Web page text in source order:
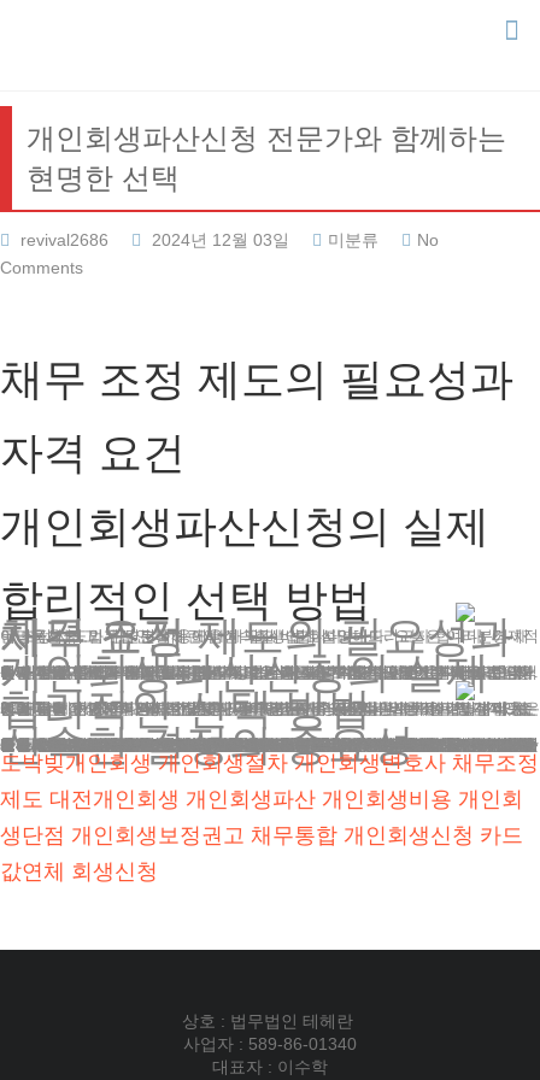
개인회생파산신청 전문가와 함께하는
현명한 선택
revival2686 2024년 12월 03일 미분류
No
Comments
채무 조정 제도의 필요성과
자격 요건
개인회생파산신청의 실제
합리적인 선택 방법
안녕하세요, 법무법인 테헤란의 신속회생 변호사입니다. 오늘은 여러분께 채무 조정 제도와 관련된 비용에 대해 알기 쉽게 설명해드리고자 합니다. 경제적 어려움을 겪고 계신 분들께 도움이 되길 바랍니다.
채무 조정 제도의 필요성과 자격 요건
최근 높은 이자율과 실업률 증가로 많은 분들이 재정적 곤경에 처해 있습니다. 이런 상황에서 채무 조정 제도는 새로운 출발을 위한 중요한 기회가 될 수 있습니다. 하지만 이 제도를 이용하기 위해서는 몇 가지 조건을 충족해야 합니다.
첫째, 안정적인 수입이 있어야 합니다. 일시적인 수입이 아닌, 장기적으로 지속될 수 있는 소득원이 필요합니다. 이는 변제 계획을 수립하고 이행하는 데 필수적입니다.
둘째, 채무 총액이 일정 범위 내여야 합니다. 너무 적은 금액이나 너무 큰 금액의 채무는 이 제도의 대상이 되지 않습니다. 일반적으로 1천만 원 이상 10억 원 이하의 채무가 해당됩니다.
셋째, 보유 재산이 채무보다 적어야 합니다. 만약 재산이 채무보다 많다면, 재산 매각을 통해 채무를 해결하는 것이 더 적절할 수 있습니다.
넷째, 과거 면책 이력이 있다면 일정 기간이 지나야 합니다. 이는 제도의 남용을 방지하기 위한 조치입니다.
이러한 조건들은 제도의 악용을 막고, 진정으로 도움이 필요한 분들을 지원하기 위한 것입니다.
개인회생파산신청의 실제
많은 분들이 개인회생파산신청에 대해 궁금해하십니다. 일반적으로 이 비용은 200만원에서 300만원 사이입니다. 하지만 이는 평균적인 수치일 뿐, 실제로는 사건의 복잡성과 채권자 수 등에 따라 달라질 수 있습니다.
예를 들어, 채권자가 많고 채무 내역이 복잡한 경우에는 비용이 더 높아질 수 있습니다. 반면, 비교적 단순한 사건의 경우 더 낮은 비용으로 해결될 수 있습니다.
중요한 것은 단순히 저렴한 비용만을 좇지 않는 것입니다. 때로는 약간 더 높은 비용을 지불하더라도, 전문성 있는 변호사의 도움을 받는 것이 장기적으로 더 유리할 수 있습니다. 특히 도산 전문 변호사의 경험과 지식은 여러분의 사건 해결에 큰 도움이 될 수 있습니다.
합리적인 선택 방법
그렇다면 어떻게 합리적인 선택을 할 수 있을까요? 첫째, 여러 법률 사무소의 수임료를 비교해보세요. 단, 단순히 가격만으로 판단하지 마시고 제공되는 서비스의 질도 함께 고려하세요.
둘째, 해당 변호사의 전문성을 확인하세요. 도산법 관련 경험이 풍부한지 물어보는 것도 좋습니다. 변호사의 경력과 과거 사건 처리 실적 등을 확인해보세요.
셋째, 분할 납부 등 유연한 납부 방식을 제공하는지 확인하세요. 경제적 어려움을 겪고 있는 상황에서 일시에 큰 금액을 지불하는 것은 부담이 될 수 있습니다.
우리 법무법인 테헤란은 의뢰인의 부담을 줄이기 위해 노력하고 있습니다. 예를 들어, 수임료를 투명하게 공개하고 있으며, 5개월 분할 납부 옵션도 제공하고 있습니다. 이는 여러분이 변제금과 생활비를 고려하면서도 전문적인 법률 서비스를 받을 수 있도록 하기 위함입니다.
넷째, 상담 과정에서 변호사가 여러분의 상황을 얼마나 잘 이해하고 있는지 확인하세요. 개인회생파산신청에 대한 설명뿐만 아니라, 여러분의 전반적인 상황에 대한 이해와 공감이 있어야 합니다.
신속한 결정의 중요성
채무 문제에서는 빠른 대응이 중요합니다. 망설이는 동안에도 이자는 계속 쌓이고, 상황은 더 악화될 수 있습니다. 물론 신중한 결정이 필요하지만, 너무 오래 고민하다 보면 오히려 불리해질 수 있습니다.
개인회생파산신청비용에 대해 걱정되시나요? 저희와 상담을 통해 여러분의 상황에 맞는 방안을 찾아보세요. 상담 과정에서 비용에 대한 상세한 설명을 들으실 수 있으며, 여러분의 경제 상황을 고려한 맞춤형 해결책을 제시해드릴 것입니다.
마지막으로 말씀드리고 싶은 것은, 채무 문제는 결코 부끄러운 것이 아니라는 점입니다. 누구나 예기치 못한 상황에 처할 수 있습니다. 중요한 것은 그 상황에서 어떻게 대처하느냐입니다.
저희 테헤란 법률사무소는 여러분의 새로운 시작을 위해 최선을 다해 돕겠습니다. 여러분의 상황을 자세히 듣고, 가장 적합한 해결책을 함께 찾아나가겠습니다. 법적 절차가 복잡하고 어렵게 느껴지시더라도 걱정 마세요. 저희가 모든 과정을 세심하게 안내해드리겠습니다.
지금 이 순간 여러분에게 필요한 것은 전문가의 조언과 지원입니다. 테헤란 법률사무소와 함께라면, 어떤 어려운 상황도 극복할 수 있습니다. 새로운 시작을 향한 첫걸음, 지금 바로 시작하세요. 개인회생파산신청비용에 대한 걱정은 접어두시고, 밝은 미래를 향해 나아가실 수 있도록 저희가 든든한 조력자가 되어드리겠습니다.
도박빚개인회생 개인회생절차 개인회생변호사 채무조정
제도 대전개인회생 개인회생파산 개인회생비용 개인회
생단점 개인회생보정권고 채무통합 개인회생신청 카드
값연체 회생신청
상호 : 법무법인 테헤란
사업자 : 589-86-01340
대표자 : 이수학